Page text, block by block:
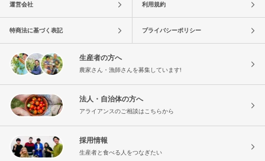
運営会社 利用規約
特商法に基づく表記 プライバシーポリシー
生産者の方へ
農家さん・漁師さんを募集しています!
法人・自治体の方へ
アライアンスのご相談はこちらから
採用情報
生産者と食べる人をつなぎたい